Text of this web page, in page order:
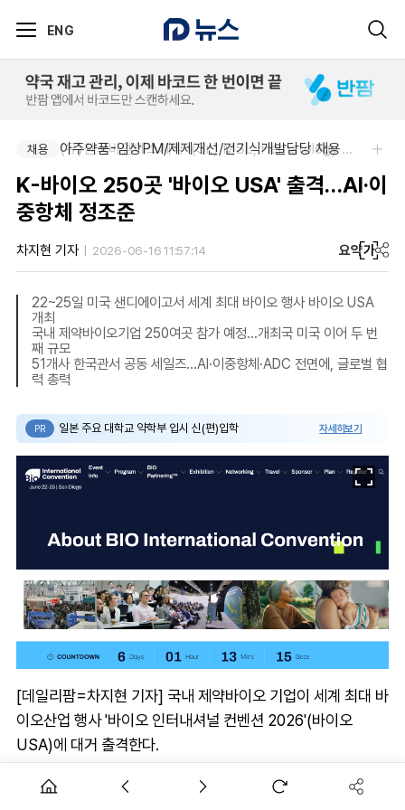
ENG
채용 아주약품-임상PM/제제개선/건기식개발담당 채용
채용 (유)한국비엠에스제약-(Sr.) MSL, Hematology (Permanent)
K-바이오 250곳 '바이오 USA' 출격…AI·이
중항체 정조준
차지현 기자 2026-06-16 11:57:14 요약가
22~25일 미국 샌디에이고서 세계 최대 바이오 행사 바이오 USA
개최
국내 제약바이오기업 250여곳 참가 예정...개최국 미국 이어 두 번
째 규모
51개사 한국관서 공동 세일즈…AI·이중항체·ADC 전면에, 글로벌 협
력 총력
PR 일본 주요 대학교 약학부 입시 신(편)입학 자세히보기
[데일리팜=차지현 기자] 국내 제약바이오 기업이 세계 최대 바
이오산업 행사 '바이오 인터내셔널 컨벤션 2026'(바이오
USA)에 대거 출격한다.
이번 행사에 참가하는 국내 기업은 약 250곳으로, 개최국인